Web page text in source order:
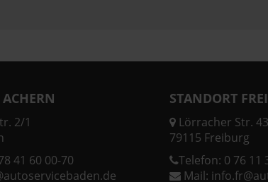
2/1
41 60 00-70
STANDORT
Lörracher Str. 43
79115 Freiburg
Telefon: 0 76 11
Mail: